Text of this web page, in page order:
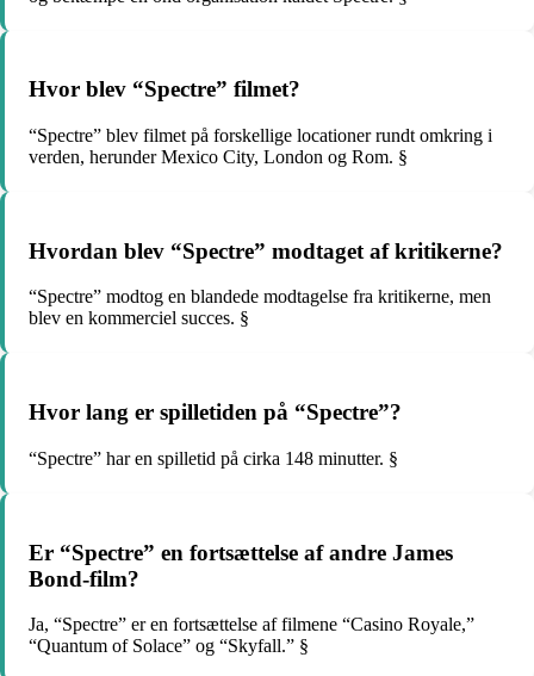
Hvor blev “Spectre” filmet?
“Spectre” blev filmet på forskellige locationer rundt omkring i
verden, herunder Mexico City, London og Rom. §
Hvordan blev “Spectre” modtaget af kritikerne?
“Spectre” modtog en blandede modtagelse fra kritikerne, men
blev en kommerciel succes. §
Hvor lang er spilletiden på “Spectre”?
“Spectre” har en spilletid på cirka 148 minutter. §
Er “Spectre” en fortsættelse af andre James
Bond-film?
Ja, “Spectre” er en fortsættelse af filmene “Casino Royale,”
“Quantum of Solace” og “Skyfall.” §